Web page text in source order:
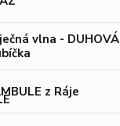
vlna - DUHOVÁ
z Ráje